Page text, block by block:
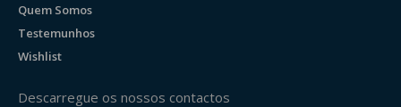
Quem Somos
Testemunhos
Wishlist
Descarregue os nossos contactos